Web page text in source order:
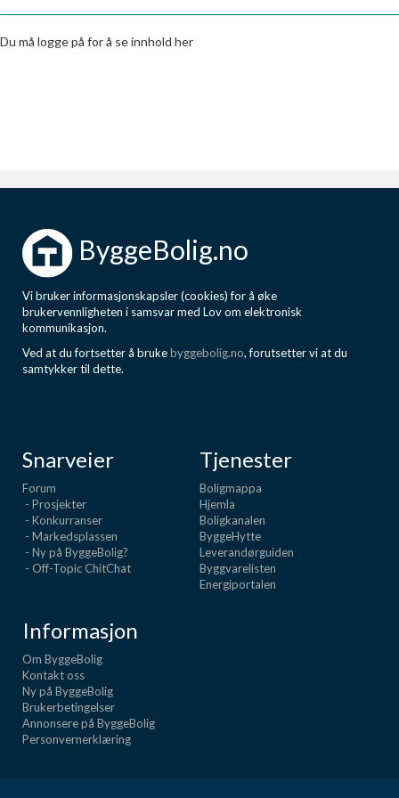
Boligmappa+
Få mer ut av Boligmappa
Du må logge på for å se innhold her
ByggeBolig.no
Vi bruker informasjonskapsler (cookies) for å øke
brukervennligheten i samsvar med Lov om elektronisk
kommunikasjon.
Ved at du fortsetter å brukebyggebolig.no, forutsetter vi at du
samtykker til dette.
Snarveier
Forum
- Prosjekter
- Konkurranser
- Markedsplassen
- Ny på ByggeBolig?
- Off-Topic ChitChat
Tjenester
Boligmappa
Hjemla
Boligkanalen
ByggeHytte
Leverandørguiden
Byggvarelisten
Energiportalen
Informasjon
Om ByggeBolig
Kontakt oss
Ny på ByggeBolig
Brukerbetingelser
Annonsere på ByggeBolig
Personvernerklæring